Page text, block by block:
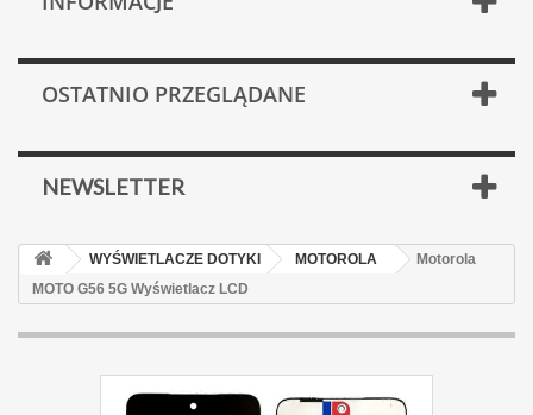
OSTATNIO PRZEGLĄDANE
NEWSLETTER
WYŚWIETLACZE DOTYKI MOTOROLA
Motorola
MOTO G56 5G Wyświetlacz LCD